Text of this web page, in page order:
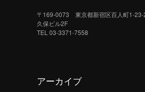
〒169-0073 東京都新宿区百人町1-23-
久保ビル2F
TEL 03-3371-7558
アーカイブ